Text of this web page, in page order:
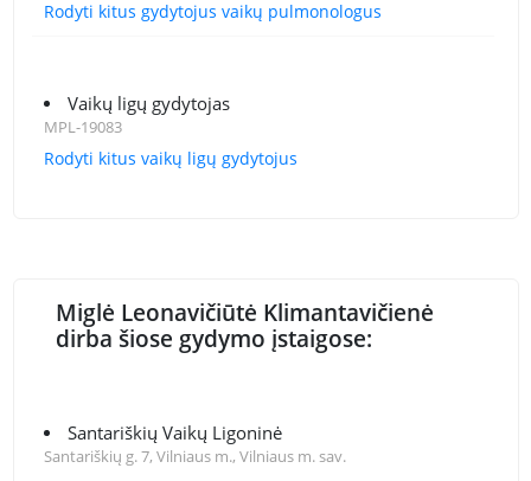
Rodyti kitus gydytojus vaikų pulmonologus
Vaikų ligų gydytojas
MPL-19083
Rodyti kitus vaikų ligų gydytojus
Miglė Leonavičiūtė Klimantavičienė
dirba šiose gydymo įstaigose:
Santariškių Vaikų Ligoninė
Santariškių g. 7, Vilniaus m., Vilniaus m. sav.